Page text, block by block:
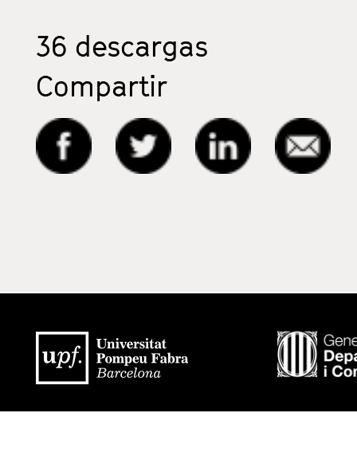
36 descargas
Compartir